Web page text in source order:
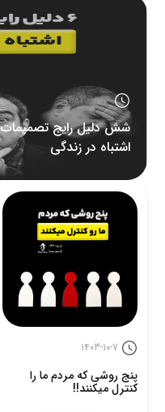
1403-10-14
شش دلیل رایج تصمیمات
اشتباه در زندگی
1403-10-7
پنج روشی که مردم ما را
کنترل میکنند!!